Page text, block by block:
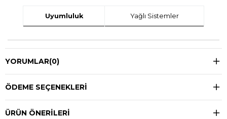
Uyumluluk Yağlı Sistemler
YORUMLAR(0)
ÖDEME SEÇENEKLERI
ÜRÜN ÖNERILERI